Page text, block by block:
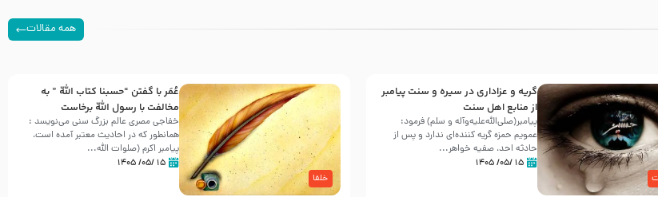
همه مقالات
گریه و عزاداری در سیره و سنت پیامبر
از منابع اهل سنت
پیامبر(صلی‌الله‌علیه‌وآله و سلم) فرمود:
عمویم حمزه گریه کننده‌ای ندارد و پس از
حادثه احد، صفیه خواهر...
۱۵ /۰۵/ ۱۴۰۵
خلفا
عُمَر با گفتن “حسبنا كتاب اللّه ” به
مخالفت با رسول اللّه برخاست
خفاجی مصری عالم بزرگ سنی می‌نویسد :
همانطور که در احادیث معتبر آمده است،
پیامبر اکرم (صلوات اللّه...
۱۵ /۰۵/ ۱۴۰۵